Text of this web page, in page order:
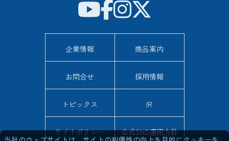
企業情報 商品案内
お問合せ 採用情報
トピックス IR
サイトポリシー 公式SNS運用方針